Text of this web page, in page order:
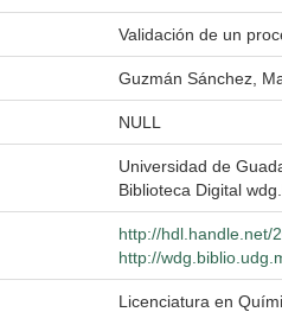
Validación de un
Guzmán Sánchez,
NULL
Universidad de
Biblioteca Digital
http://hdl.handle.net/
http://
Licenciatura en